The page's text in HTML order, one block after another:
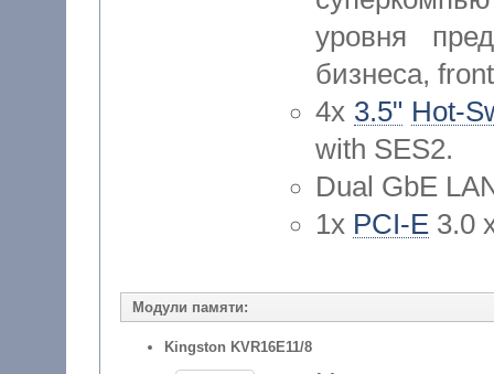
уровня
бизнеса,
4x 3.5" Hot-
with SES2.
Dual GbE
1x PCI-E3.0
Модули памяти:
Kingston KVR16E11/8